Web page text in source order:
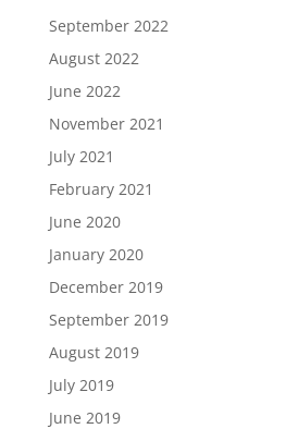
September 2022
August 2022
June 2022
November 2021
July 2021
February 2021
June 2020
January 2020
December 2019
September 2019
August 2019
July 2019
June 2019